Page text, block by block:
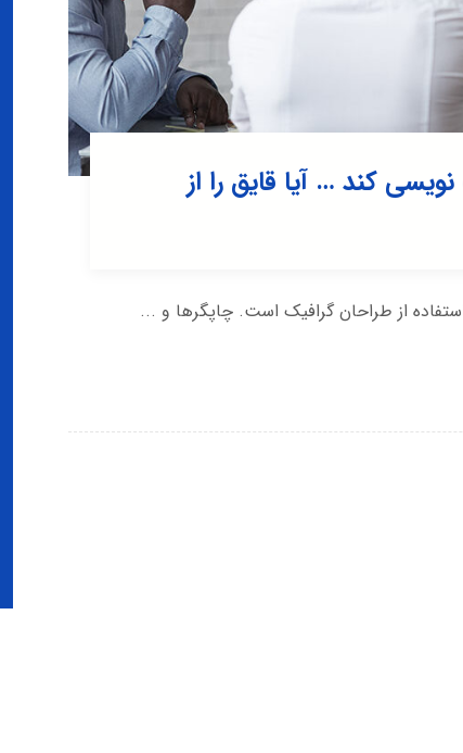
کند … آیا قایق را از
از طراحان گرافیک است. چاپگرها و ...